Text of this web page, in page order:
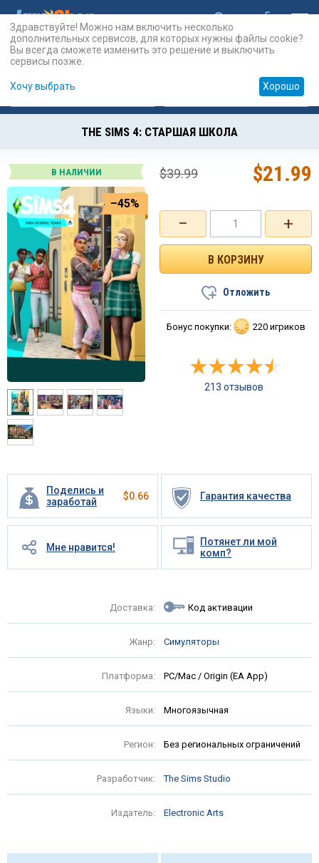
Карты Prepaid
THE SIMS 4: СТАРШАЯ ШКОЛА
В НАЛИЧИИ
–45%
Поделись и
заработай
$0.66 Гарантия качества
Мне нравится!
Потянет ли мой
комп?
Доставка: Код активации
Жанр: Симуляторы
Платформа: PC/Mac / Origin (EA App)
Языки: Многоязычная
Регион: Без региональных ограничений
Разработчик: The Sims Studio
Издатель: Electronic Arts
+
−
$21.99
$39.99
Отложить
Бонус покупки: 220 игриков
213 отзывов
Здравствуйте! Можно нам включить несколько
дополнительных сервисов, для которых нужны файлы cookie?
Вы всегда сможете изменить это решение и выключить
сервисы позже.
Хочу выбрать Хорошо